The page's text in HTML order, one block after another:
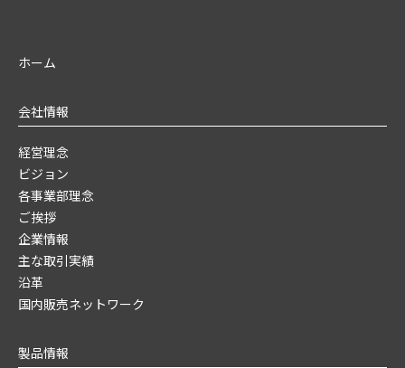
ホーム
会社情報
経営理念
ビジョン
各事業部理念
ご挨拶
企業情報
主な取引実績
沿革
国内販売ネットワーク
製品情報